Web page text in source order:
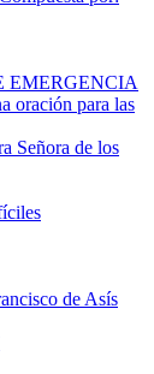
EMERGENCIA
oración para las
Señora de los
de Asís